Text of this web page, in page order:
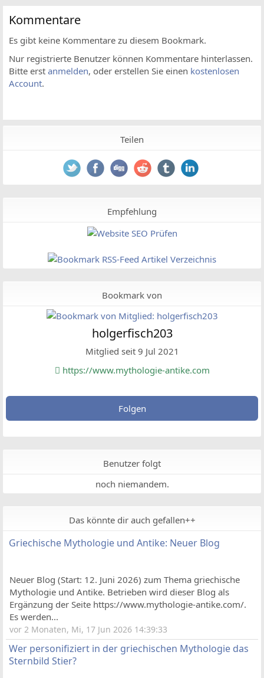
Kommentare
Es gibt keine Kommentare zu diesem Bookmark.
Nur registrierte Benutzer können Kommentare hinterlassen.
Bitte erst anmelden, oder erstellen Sie einen kostenlosen
Account.
Teilen
Empfehlung
Bookmark von
holgerfisch203
Mitglied seit 9 Jul 2021
https://www.mythologie-antike.com
Folgen
Benutzer folgt
noch niemandem.
Das könnte dir auch gefallen++
Griechische Mythologie und Antike: Neuer Blog
Neuer Blog (Start: 12. Juni 2026) zum Thema griechische
Mythologie und Antike. Betrieben wird dieser Blog als
Ergänzung der Seite https://www.mythologie-antike.com/.
Es werden...
vor 2 Monaten, Mi, 17 Jun 2026 14:39:33
Wer personifiziert in der griechischen Mythologie das
Sternbild Stier?